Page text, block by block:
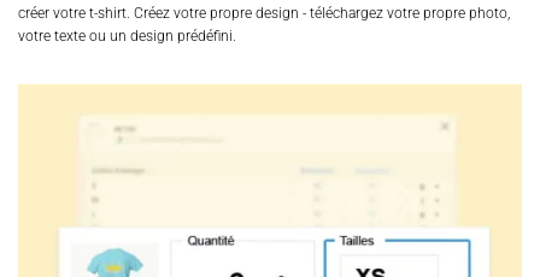
créer votre t-shirt. Créez votre propre design - téléchargez votre propre photo,
votre texte ou un design prédéfini.